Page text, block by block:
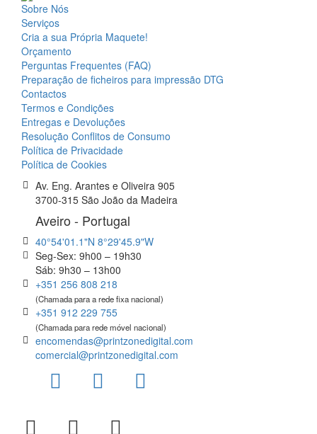
Sobre Nós
Serviços
Cria a sua Própria Maquete!
Orçamento
Perguntas Frequentes (FAQ)
Preparação de ficheiros para impressão DTG
Contactos
Termos e Condições
Entregas e Devoluções
Resolução Conflitos de Consumo
Política de Privacidade
Política de Cookies
Av. Eng. Arantes e Oliveira 905
3700-315 São João da Madeira
Aveiro - Portugal
40°54'01.1"N 8°29'45.9"W
Seg-Sex: 9h00 – 19h30
Sáb: 9h30 – 13h00
+351 256 808 218
(Chamada para a rede fixa nacional)
+351 912 229 755
(Chamada para rede móvel nacional)
encomendas@printzonedigital.com
comercial@printzonedigital.com